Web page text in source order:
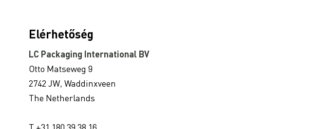
Elérhetőség
LC Packaging International BV
Otto Matseweg 9
2742 JW, Waddinxveen
The Netherlands